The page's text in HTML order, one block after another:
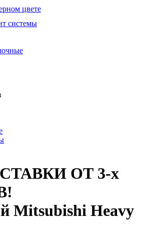
цвете
системы
ОТ 3-х
Mitsubishi Heavy